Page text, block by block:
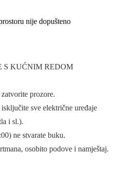
nije dopušteno
S KUĆNIM REDOM
prozore.
sve električne uređaje
i sl.).
ne stvarate buku.
osobito podove i namještaj.